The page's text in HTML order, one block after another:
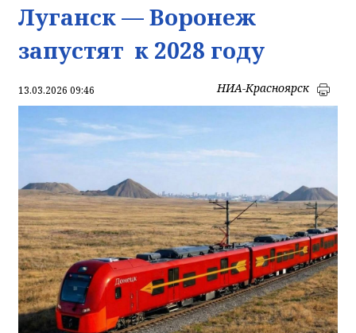
Луганск — Воронеж
запустят к 2028 году
13.03.2026 09:46 НИА-Красноярск